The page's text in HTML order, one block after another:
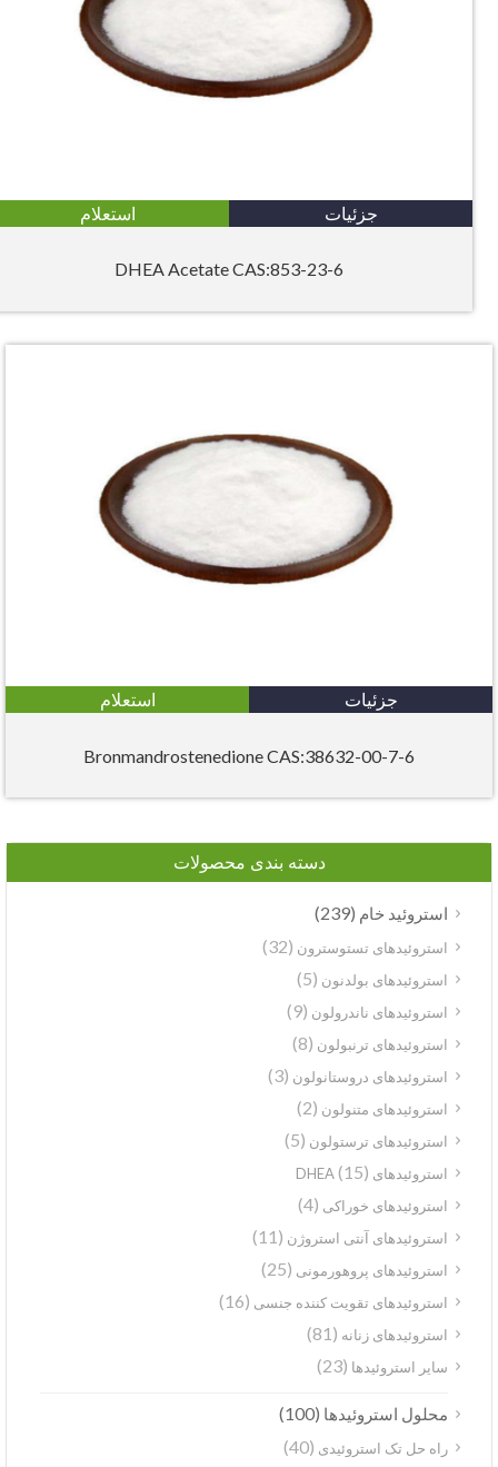
جزئیات استعلام
DHEA Acetate CAS:853-23-6
جزئیات استعلام
دسته بندی محصولات
استروئید خام(239)
استروئیدهای تستوسترون(32)
استروئیدهای بولدنون(5)
استروئیدهای ناندرولون(9)
استروئیدهای ترنبولون(8)
استروئیدهای دروستانولون(3)
استروئیدهای متنولون(2)
استروئیدهای ترستولون(5)
استروئیدهای DHEA(15)
استروئیدهای خوراکی(4)
استروئیدهای آنتی استروژن(11)
استروئیدهای پروهورمونی(25)
استروئیدهای تقویت کننده جنسی(16)
استروئیدهای زنانه(81)
سایر استروئیدها(23)
محلول استروئیدها(100)
راه حل تک استروئیدی(40)